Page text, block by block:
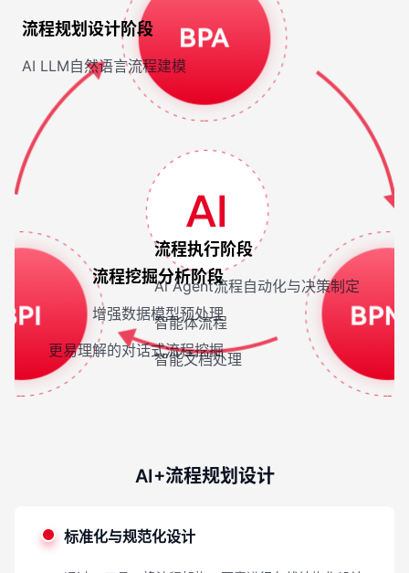
流程规划设计阶段
AI LLM自然语言流程建模
流程挖掘分析阶段
增强数据模型预处理
更易理解的对话式流程挖掘
流程执行阶段
Al Agent流程自动化与决策制定
智能体流程
智能文档处理
AI+流程规划设计
标准化与规范化设计